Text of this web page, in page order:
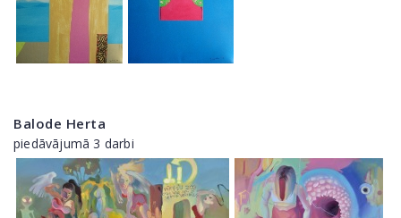
Balode Herta
piedāvājumā 3 darbi